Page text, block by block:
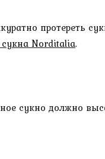
протереть
Norditalia.
сукно должно